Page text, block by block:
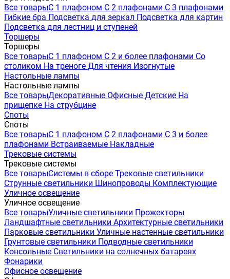
Все товарыС 1 плафоном С 2 плафонами С 3 плафонами
Гибкие бра Подсветка для зеркал Подсветка для картин
Подсветка для лестниц и ступеней
Торшеры
Торшеры
Все товарыС 1 плафоном С 2 и более плафонами Со
столиком На треноге Для чтения Изогнутые
Настольные лампы
Настольные лампы
Все товарыДекоративные Офисные Детские На
прищепке На струбцине
Споты
Споты
Все товарыС 1 плафоном С 2 плафонами С 3 и более
плафонами Встраиваемые Накладные
Трековые системы
Трековые системы
Все товарыСистемы в сборе Трековые светильники
Струнные светильники Шинопроводы Комплектующие
Уличное освещение
Уличное освещение
Все товарыУличные светильники Прожекторы
Ландшафтные светильники Архитектурные светильники
Парковые светильники Уличные настенные светильники
Грунтовые светильники Подводные светильники
Консольные Светильники на солнечных батареях
Фонарики
Офисное освещение